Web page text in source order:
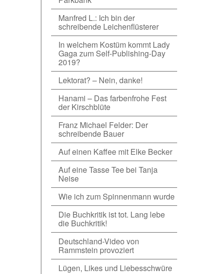
Manfred L.: Ich bin der
schreibende Leichenflüsterer
In welchem Kostüm kommt Lady
Gaga zum Self-Publishing-Day
2019?
Lektorat? – Nein, danke!
Hanami – Das farbenfrohe Fest
der Kirschblüte
Franz Michael Felder: Der
schreibende Bauer
Auf einen Kaffee mit Elke Becker
Auf eine Tasse Tee bei Tanja
Neise
Wie ich zum Spinnenmann wurde
Die Buchkritik ist tot. Lang lebe
die Buchkritik!
Deutschland-Video von
Rammstein provoziert
Lügen, Likes und Liebesschwüre